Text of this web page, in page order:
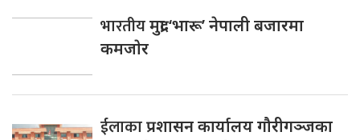
भारतीयमुद्रा ‘भारू’ नेपाली बजारमा
कमजाेर
ईलाकाप्रशासन कार्यालय गौरीगञ्जका